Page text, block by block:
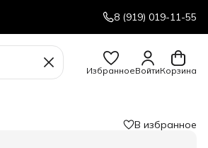
8 (919) 019-11-55
ИзбранноеВойтиКорзина
В избранное